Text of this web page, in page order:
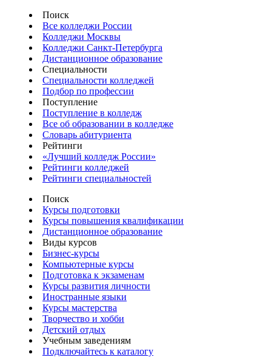
Поиск
Все колледжи России
Колледжи Москвы
Колледжи Санкт-Петербурга
Дистанционное образование
Специальности
Специальности колледжей
Подбор по профессии
Поступление
Поступление в колледж
Все об образовании в колледже
Словарь абитуриента
Рейтинги
«Лучший колледж России»
Рейтинги колледжей
Рейтинги специальностей
Поиск
Курсы подготовки
Курсы повышения квалификации
Дистанционное образование
Виды курсов
Бизнес-курсы
Компьютерные курсы
Подготовка к экзаменам
Курсы развития личности
Иностранные языки
Курсы мастерства
Творчество и хобби
Детский отдых
Учебным заведениям
Подключайтесь к каталогу